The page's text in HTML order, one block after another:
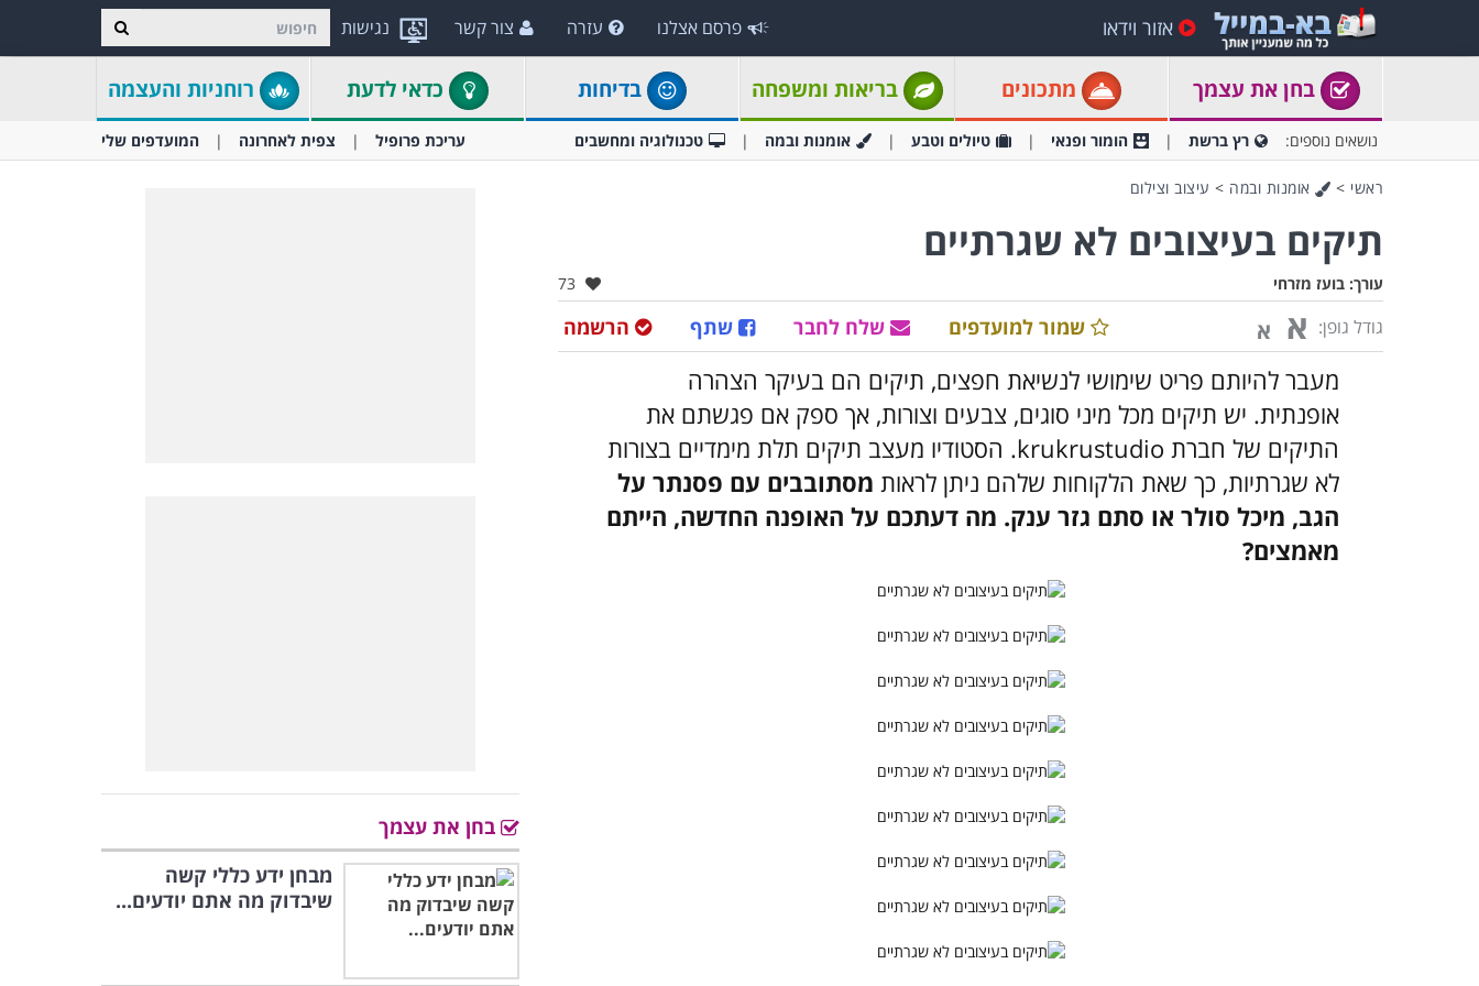
נגישות אזור וידאו פרסם אצלנו עזרה צור קשר
בחן את עצמך מתכונים בריאות ומשפחה בדיחות כדאי לדעת רוחניות והעצמה
נושאים נוספים: רץ ברשת הומור ופנאי טיולים וטבע אומנות ובמה טכנולוגיה ומחשבים עריכת פרופיל צפית לאחרונה המועדפים שלי
ראשי > אומנות ובמה > עיצוב וצילום
תיקים בעיצובים לא שגרתיים
עורך: בועז מזרחי אהבו:
73
גודל גופן: א א הרשמה שתף שלח לחבר שמור למועדפים
מעבר להיותם פריט שימושי לנשיאת חפצים, תיקים הם בעיקר הצהרה
אופנתית. יש תיקים מכל מיני סוגים, צבעים וצורות, אך ספק אם פגשתם את
התיקים של חברת krukrustudio. הסטודיו מעצב תיקים תלת מימדיים בצורות
לא שגרתיות, כך שאת הלקוחות שלהם ניתן לראות מסתובבים עם פסנתר על
הגב, מיכל סולר או סתם גזר ענק. מה דעתכם על האופנה החדשה, הייתם
מאמצים?
בחן את עצמך
מבחן ידע כללי קשה
שיבדוק מה אתם יודעים...